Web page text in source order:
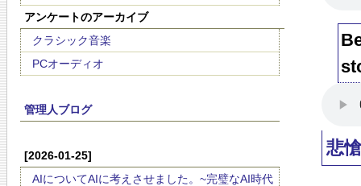
アンケートのアーカイブ
クラシック音楽
PCオーディオ
管理人ブログ
[2026-01-25]
AIについてAIに考えさせました。~完璧なAI時代
悲